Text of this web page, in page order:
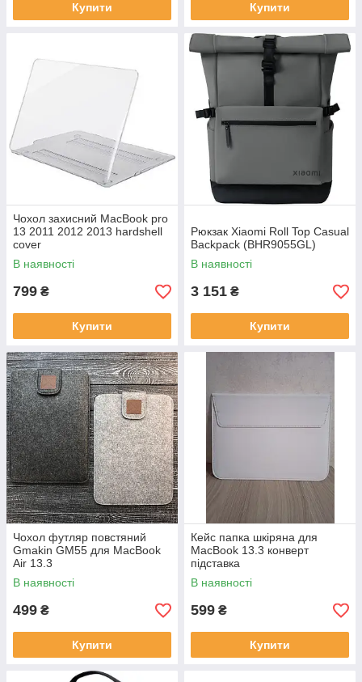
Купити Купити
Чохол захисний MacBook pro
13 2011 2012 2013 hardshell
cover
В наявності
799 ₴
Купити
Рюкзак Xiaomi Roll Top Casual
Backpack (BHR9055GL)
В наявності
3 151 ₴
Купити
Чохол футляр повстяний
Gmakin GM55 для MacBook
Air 13.3
В наявності
499 ₴
Купити
Кейс папка шкіряна для
MacBook 13.3 конверт
підставка
В наявності
599 ₴
Купити